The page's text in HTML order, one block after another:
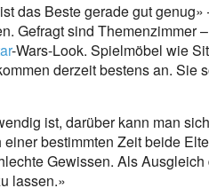
das Beste gerade gut
Gefragt sind Themenzimmer
-Wars-Look. Spielmöbel wie
derzeit bestens an. Sie
ist, darüber kann man
bestimmten Zeit beide
Gewissen. Als
lassen.»